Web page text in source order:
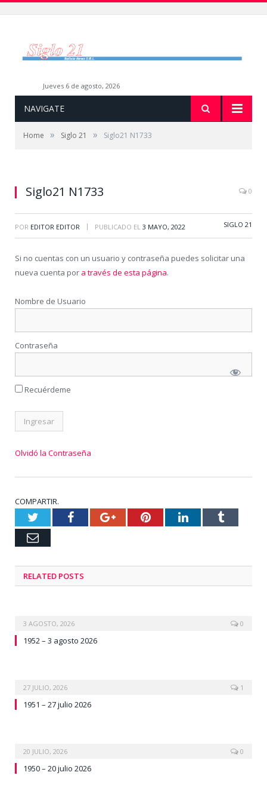
jueves 6 de agosto, 2026
NAVIGATE
Home » Siglo 21 » Siglo21 N1733
Siglo21 N1733 0
POR EDITOR EDITOR | PUBLICADO EL 3 MAYO, 2022 SIGLO 21
Si no cuentas con un usuario y contraseña puedes solicitar una
nueva cuenta por a través de esta página.
Nombre de Usuario
Contraseña
Recuérdeme
Olvidó la Contraseña
COMPARTIR.
TwitterFacebookGoogle+PinterestLinkedInTumblr
Email
RELATED POSTS
3 AGOSTO, 2026 0
1952 – 3 agosto 2026
27 JULIO, 2026 1
1951 – 27 julio 2026
20 JULIO, 2026 0
1950 – 20 julio 2026